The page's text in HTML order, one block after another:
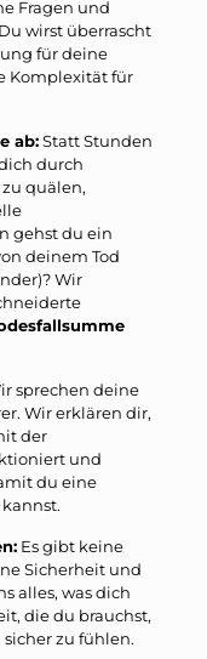
Fragen und
wirst überrascht
für deine
Komplexität für
ab:Statt Stunden
durch
quälen,
gehst du ein
deinem Tod
Wir
sprechen deine
Wir erklären dir,
der
und
du eine
Es gibt keine
Sicherheit und
alles, was dich
die du brauchst,
zu fühlen.